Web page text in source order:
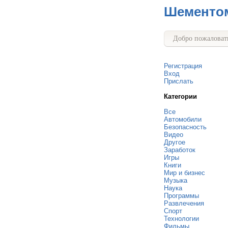
Добро
Регистрация
Вход
Прислать
Категории
Все
Автомобили
Безопасность
Видео
Другое
Заработок
Игры
Книги
Мир и бизнес
Музыка
Наука
Программы
Развлечения
Спорт
Технологии
Фильмы